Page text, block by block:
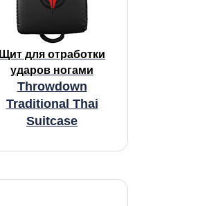
Щит для отработки
ударов ногами
Throwdown
Traditional Thai
Suitcase